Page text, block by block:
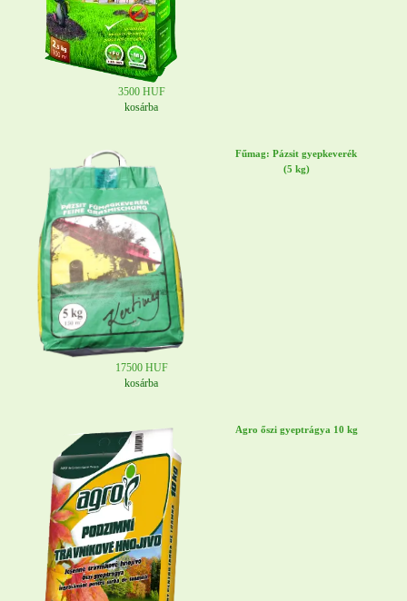
3500 HUF
kosárba
Fűmag: Pázsit gyepkeverék
(5 kg)
17500 HUF
kosárba
Agro őszi gyeptrágya 10 kg